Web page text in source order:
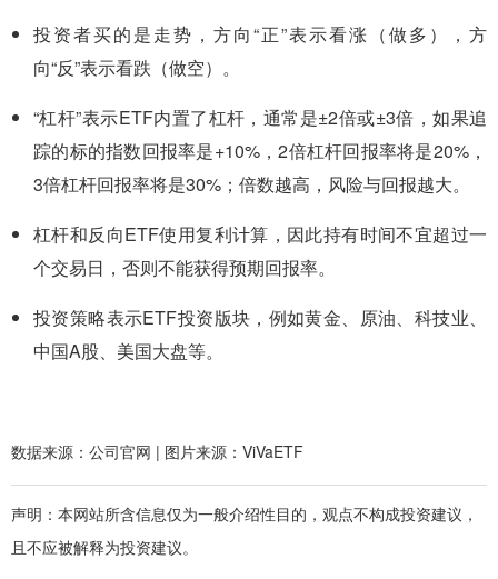
投资者买的是走势，方向“正”表示看涨（做多），方
向“反”表示看跌（做空）。
“杠杆”表示ETF内置了杠杆，通常是±2倍或±3倍，如果追
踪的标的指数回报率是+10%，2倍杠杆回报率将是20%，
3倍杠杆回报率将是30%；倍数越高，风险与回报越大。
杠杆和反向ETF使用复利计算，因此持有时间不宜超过一
个交易日，否则不能获得预期回报率。
投资策略表示ETF投资版块，例如黄金、原油、科技业、
中国A股、美国大盘等。
数据来源：公司官网 | 图片来源：ViVaETF
声明：本网站所含信息仅为一般介绍性目的，观点不构成投资建议，
且不应被解释为投资建议。